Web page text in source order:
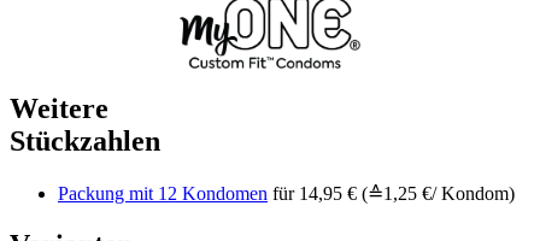
Weitere
Stückzahlen
Packung mit 12 Kondomen für 14,95 € (≙1,25 €/ Kondom)